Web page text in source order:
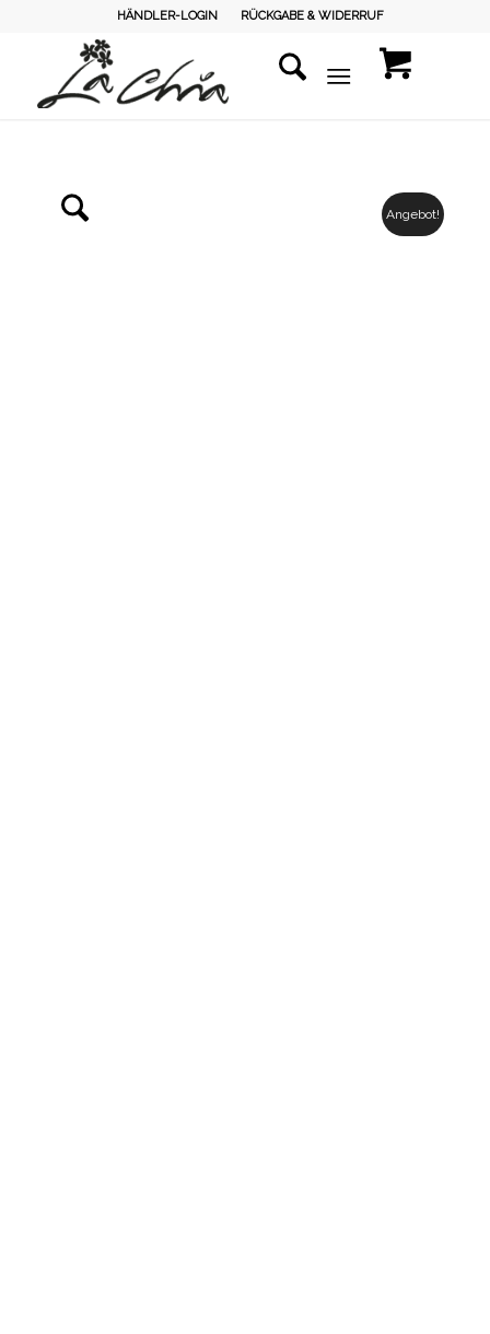
HÄNDLER-LOGIN RÜCKGABE & WIDERRUF
Angebot!